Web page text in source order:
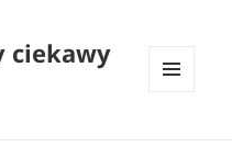
ciekawy